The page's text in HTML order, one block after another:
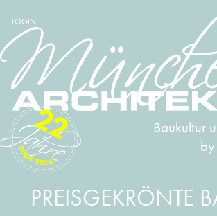
LOGIN
Baukultur
2004-2026
22
PREISGEKRÖNTE